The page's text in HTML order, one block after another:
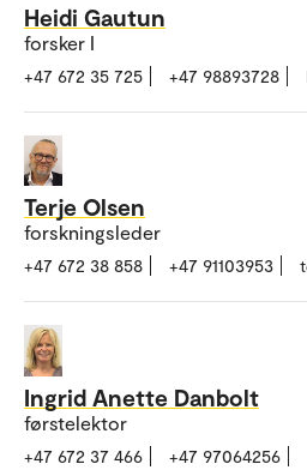
Heidi Gautun
forsker I
+47 672 35 725 +47 98893728
Terje Olsen
forskningsleder
+47 672 38 858 +47 91103953
Ingrid Anette Danbolt
førstelektor
+47 672 37 466 +47 97064256